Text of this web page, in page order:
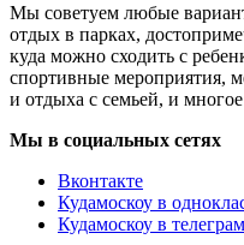
Мы советуем любые
отдых в парках,
куда можно сходить с
спортивные мероприятия,
и отдыха с семьей, и
Мы в социальных сетях
Вконтакте
Кудамоскоу в
Кудамоскоу в